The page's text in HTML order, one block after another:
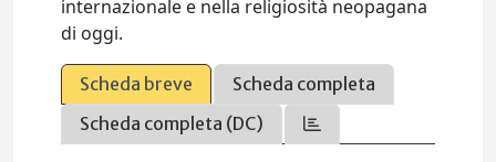
internazionale e nella religiosità neopagana
di oggi.
Scheda breve
Scheda completa
Scheda completa (DC)